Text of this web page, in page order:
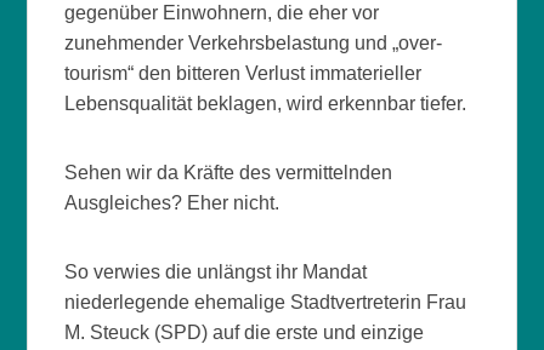
gegenüber Einwohnern, die eher vor
zunehmender Verkehrsbelastung und „over-
tourism“ den bitteren Verlust immaterieller
Lebensqualität beklagen, wird erkennbar tiefer.
Sehen wir da Kräfte des vermittelnden
Ausgleiches? Eher nicht.
So verwies die unlängst ihr Mandat
niederlegende ehemalige Stadtvertreterin Frau
M. Steuck (SPD) auf die erste und einzige